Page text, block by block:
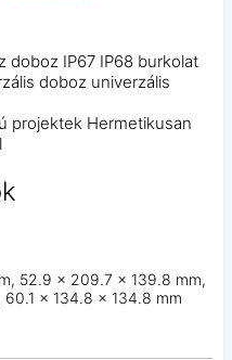
doboz IP67 IP68 burkolat
doboz univerzális
projektek Hermetikusan
52.9 x 209.7 x 139.8 mm,
60.1 x 134.8 x 134.8 mm